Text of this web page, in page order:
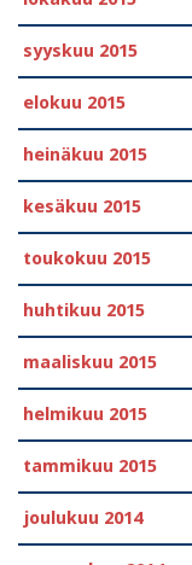
syyskuu 2015
elokuu 2015
heinäkuu 2015
kesäkuu 2015
toukokuu 2015
huhtikuu 2015
maaliskuu 2015
helmikuu 2015
tammikuu 2015
joulukuu 2014